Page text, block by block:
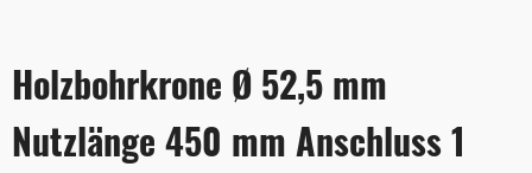
Holzbohrkrone Ø 52,5 mm
Nutzlänge 450 mm Anschluss 1